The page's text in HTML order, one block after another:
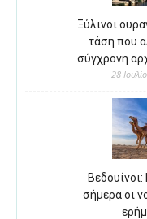
Ξύλινοι
τάση που
σύγχρονη
28
σήμερα οι